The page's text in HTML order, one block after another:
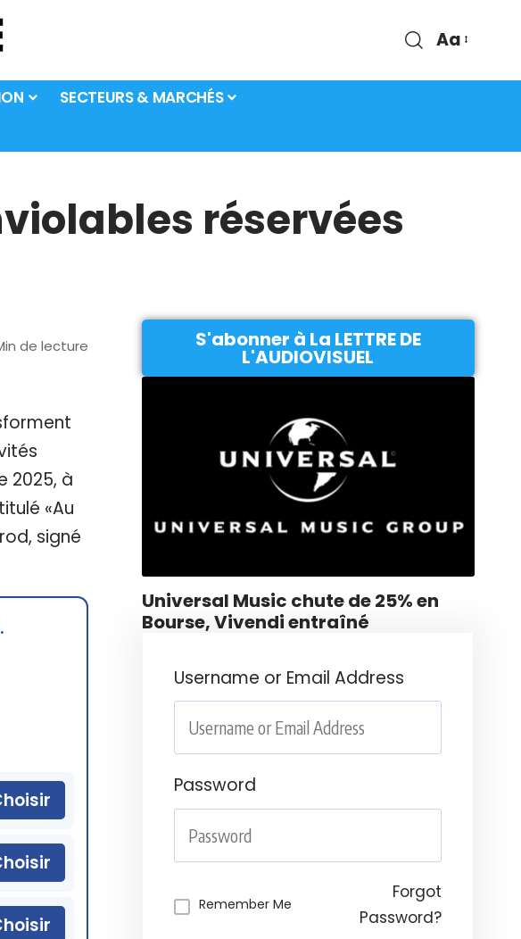
Aa
SECTEURS & MARCHÉS
réservées
de lecture
2025, à
«Au
signé
S'abonner à La LETTRE DE
L'AUDIOVISUEL
Universal Music chute de 25% en
Bourse, Vivendi entraîné
Username or Email Address
Password
Remember Me
Forgot
Password?